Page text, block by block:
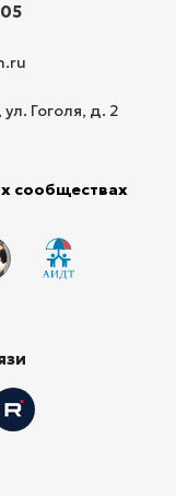
Гоголя, д. 2
сообществах